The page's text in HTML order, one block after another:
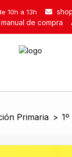
10h a 13h
de compra
Primaria >